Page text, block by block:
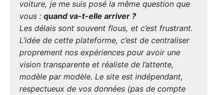
voiture, je me suis posé la même question que
vous : quand va-t-elle arriver ?
Les délais sont souvent flous, et c’est frustrant.
L’idée de cette plateforme, c’est de centraliser
proprement nos expériences pour avoir une
vision transparente et réaliste de l’attente,
modèle par modèle. Le site est indépendant,
respectueux de vos données (pas de compte